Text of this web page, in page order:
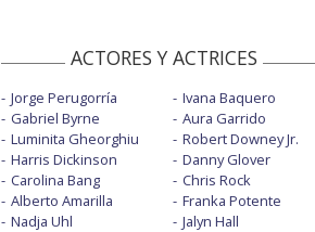
ACTORES Y ACTRICES
Jorge Perugorría
Gabriel Byrne
Luminita Gheorghiu
Harris Dickinson
Carolina Bang
Alberto Amarilla
Nadja Uhl
Ivana Baquero
Aura Garrido
Robert Downey Jr.
Danny Glover
Chris Rock
Franka Potente
Jalyn Hall